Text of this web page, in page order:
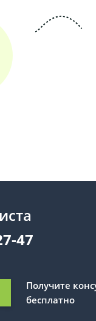
47
Получите
бесплатно